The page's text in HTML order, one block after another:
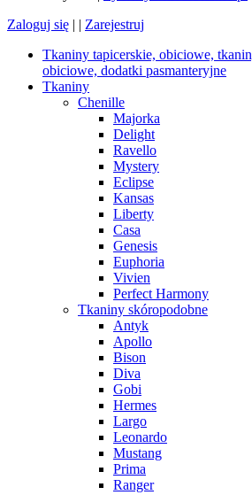
Zaloguj się | | Zarejestruj
Tkaniny tapicerskie, obiciowe,
obiciowe, dodatki pasmanteryjne
Tkaniny
Chenille
Majorka
Delight
Ravello
Mystery
Eclipse
Kansas
Liberty
Casa
Genesis
Euphoria
Vivien
Perfect Harmony
Tkaniny skóropodobne
Antyk
Apollo
Bison
Diva
Gobi
Hermes
Largo
Leonardo
Mustang
Prima
Ranger